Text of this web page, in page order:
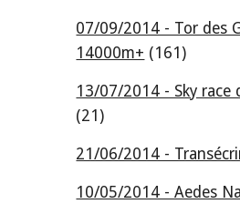
07/09/2014 - Tor des
14000m+ (161)
13/07/2014 - Sky race
(21)
21/06/2014 -
10/05/2014 - Aedes